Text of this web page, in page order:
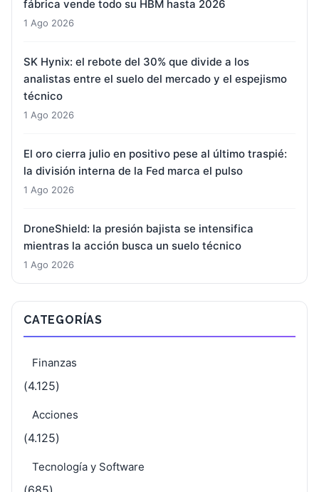
fábrica vende todo su HBM hasta 2026
1 Ago 2026
SK Hynix: el rebote del 30% que divide a los
analistas entre el suelo del mercado y el espejismo
técnico
1 Ago 2026
El oro cierra julio en positivo pese al último traspié:
la división interna de la Fed marca el pulso
1 Ago 2026
DroneShield: la presión bajista se intensifica
mientras la acción busca un suelo técnico
1 Ago 2026
CATEGORÍAS
Finanzas
(4.125)
Acciones
(4.125)
Tecnología y Software